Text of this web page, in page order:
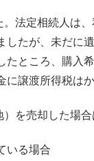
。法定相続人は
たが、未だに
ところ、購入
に譲渡所得税は
を売却した場
いる場合